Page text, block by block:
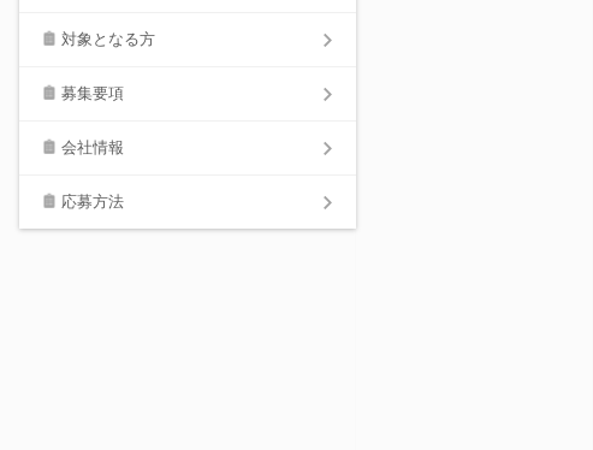
対象となる方
募集要項
会社情報
応募方法